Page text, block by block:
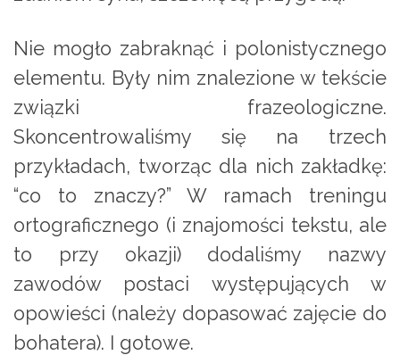
Nie mogło zabraknąć i polonistycznego
elementu. Były nim znalezione w tekście
związki frazeologiczne.
Skoncentrowaliśmy się na trzech
przykładach, tworząc dla nich zakładkę:
“co to znaczy?” W ramach treningu
ortograficznego (i znajomości tekstu, ale
to przy okazji) dodaliśmy nazwy
zawodów postaci występujących w
opowieści (należy dopasować zajęcie do
bohatera). I gotowe.